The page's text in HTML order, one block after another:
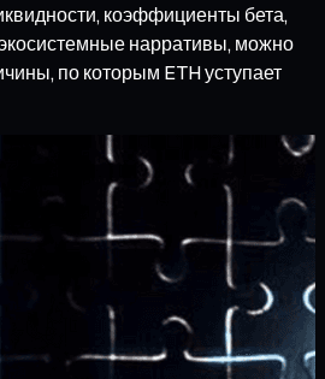
коэффициенты бета,
нарративы, можно
по которым ETH уступает